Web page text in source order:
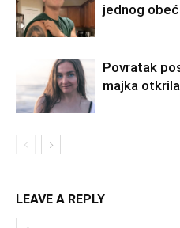
jednog
Povratak
majka
LEAVE A REPLY